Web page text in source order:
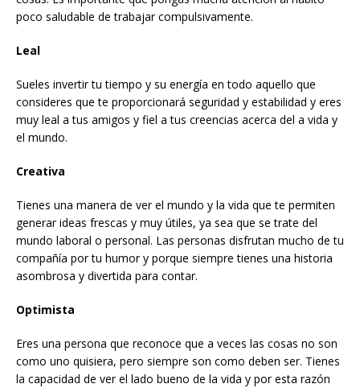
poco saludable de trabajar compulsivamente.
Leal
Sueles invertir tu tiempo y su energía en todo aquello que
consideres que te proporcionará seguridad y estabilidad y eres
muy leal a tus amigos y fiel a tus creencias acerca del a vida y
el mundo.
Creativa
Tienes una manera de ver el mundo y la vida que te permiten
generar ideas frescas y muy útiles, ya sea que se trate del
mundo laboral o personal. Las personas disfrutan mucho de tu
compañía por tu humor y porque siempre tienes una historia
asombrosa y divertida para contar.
Optimista
Eres una persona que reconoce que a veces las cosas no son
como uno quisiera, pero siempre son como deben ser. Tienes
la capacidad de ver el lado bueno de la vida y por esta razón